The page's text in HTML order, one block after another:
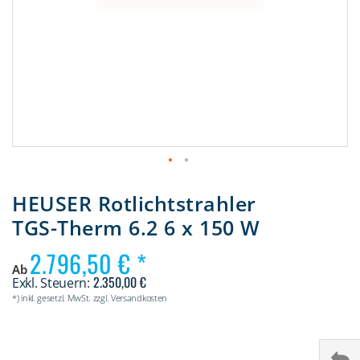
Anfang
der
Bildergalerie
springen
HEUSER Rotlichtstrahler
TGS-Therm 6.2 6 x 150 W
Ab 2.796,50 €
2.350,00 €
*) inkl. gesetzl. MwSt. zzgl. Versandkosten